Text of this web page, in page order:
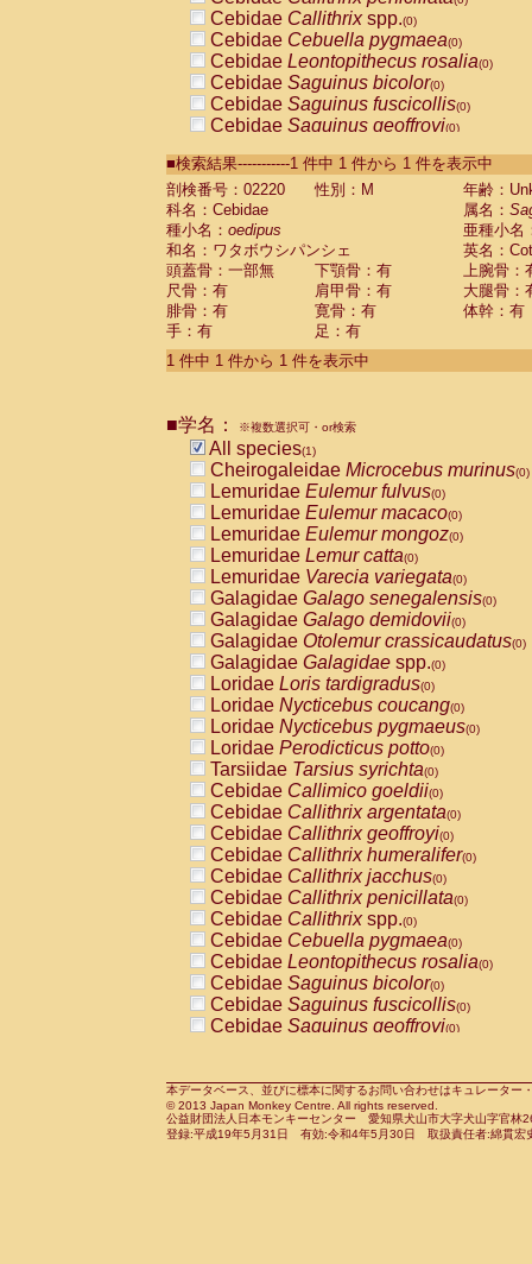
Cebidae Callithrixspp.(0)
Cebidae Cebuella pygmaea(0)
Cebidae Leontopithecus rosalia(0)
Cebidae Saguinus bicolor(0)
Cebidae Saguinus fuscicollis(0)
Cebidae Saguinus geoffroyi(0)
CebidaeSaguinus labiatus(0)
Cebidae Saguinus leucopus (0)
Cebidae
Cebidae
CebidaeSaguinus nigricollis (0)
Cebidae Saguinus oedipus
Cebidae Saguinus weddelli
Cebidae Saguinusspp.
Cebidae Aotus trivirgatus
Cebidae Cebus albifrons
CebidaeCebus nigrivittatus
CebidaeCebus
CebidaeSaimiri boliviensis(0)
CebidaeSaimiri sciureus(0)
AtelidaeAlouatta caraya(0)
AtelidaeAlouatta fusca(0)
AtelidaeAlouatta seniculus
AtelidaeAlouattaspp.(0)
AtelidaeAteles belzebuth(0)
AtelidaeAteles geoffroyi(0)
AtelidaeAteles paniscus(0)
AtelidaeAtelesspp.(0)
Atelidae Lagothrix lagothricha
AtelidaeLagothrix lagothricha cana
PitheciidaeCacajao calvus
PitheciidaeCallicebus cupreus
PitheciidaeCallicebus donacophilus
PitheciidaeCallicebus moloch
PitheciidaeCallicebus torquatus
PitheciidaeCallicebusspp.(0)
PitheciidaeChiropotes satanas(0)
PitheciidaePithecia monachus
PitheciidaePithecia pithecia(0)
CercopithecidaeCercocebus agilis
CercopithecidaeCercocebus
CercopithecidaeCercocebus
CercopithecidaeCercocebus
CercopithecidaeCercocebus
CercopithecidaeCercocebushybrid
CercopithecidaePapio anubis(0)
CercopithecidaePapio cynocephalus
CercopithecidaePapio hamadryas(0)
■検索結果-----------1 件中 1 件から 1 件を表示中
剖検番号：02220
性別：M
年齢：
科名：Cebidae
属名：
種小名： oedipus
亜種小名
和名：ワタボウシパンシェ
英名：
頭蓋骨：一部無
下顎骨：有
上腕骨：
尺骨：有
肩甲骨：有
大腿骨：
腓骨：有
寛骨：有
体幹：有
手：有
足：有
1 件中 1 件から 1 件を表示中
■学名： ※複数選択可・or検索
All species(1)
Cheirogaleidae Microcebus murinus(0)
Lemuridae Eulemur fulvus(0)
Lemuridae Eulemur macaco(0)
Lemuridae Eulemur mongoz(0)
Lemuridae Lemur catta(0)
Lemuridae Varecia variegata(0)
Galagidae Galago senegalensis(0)
Galagidae Galago demidovii(0)
Galagidae Otolemur crassicaudatus(0)
Galagidae Galagidae spp.(0)
Loridae Loris tardigradus(0)
Loridae Nycticebus coucang(0)
Loridae Nycticebus pygmaeus(0)
Loridae Perodicticus potto(0)
Tarsiidae Tarsius syrichta(0)
Cebidae Callimico goeldii(0)
Cebidae Callithrix argentata(0)
Cebidae Callithrix geoffroyi(0)
Cebidae Callithrix humeralifer(0)
Cebidae Callithrix jacchus(0)
Cebidae Callithrix penicillata(0)
Cebidae Callithrixspp.(0)
Cebidae Cebuella pygmaea(0)
Cebidae Leontopithecus rosalia(0)
Cebidae Saguinus bicolor(0)
Cebidae Saguinus fuscicollis(0)
Cebidae Saguinus geoffroyi(0)
CebidaeSaguinus leucopus(0)
CebidaeSaguinus midas(0)
Cebidae Saguinus mystax(0)
本データベース、並びに標本に関するお問い合わせはキュレータ
© 2013 Japan Monkey Centre. All rights reserved.
公益財団法人日本モンキーセンター 愛知県犬山市大字犬山字官
登録:平成19年5月31日 有効:令和4年5月30日 取扱責任者:綿貫宏